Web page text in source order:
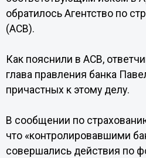
обратилось Агентство по
(АСВ).
Как пояснили в АСВ,
глава правления банка
причастных к этому делу.
В сообщении по
что «контролировавшими
совершались действия по